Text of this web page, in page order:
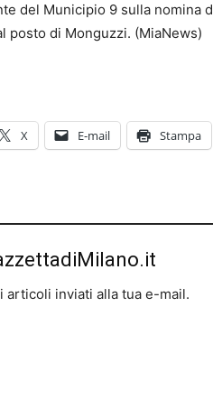
del Municipio 9 sulla nomina
posto di Monguzzi. (MiaNews)
X E-mail Stampa
inviati alla tua e-mail.